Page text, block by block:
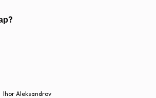
Ihor Aleksandrov